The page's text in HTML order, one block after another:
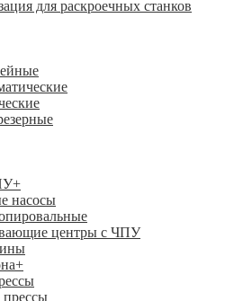
для раскроечных станков
+
насосы
центры с ЧПУ
+